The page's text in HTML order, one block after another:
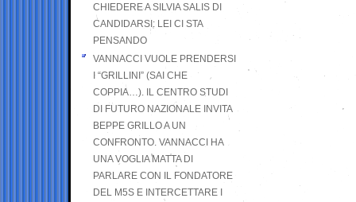
CHIEDERE A SILVIA SALIS DI
CANDIDARSI: LEI CI STA
PENSANDO
VANNACCI VUOLE PRENDERSI
I “GRILLINI” (SAI CHE
COPPIA…). IL CENTRO STUDI
DI FUTURO NAZIONALE INVITA
BEPPE GRILLO A UN
CONFRONTO. VANNACCI HA
UNA VOGLIA MATTA DI
PARLARE CON IL FONDATORE
DEL M5S E INTERCETTARE I